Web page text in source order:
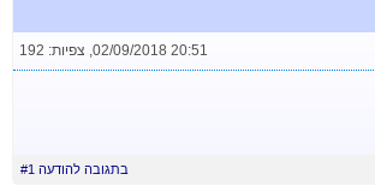
02/09/2018 20:51
, צפיות: 192
בתגובה להודעה #1